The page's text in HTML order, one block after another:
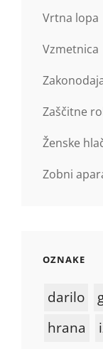
Vrtna lopa
Vzmetnica
Zaščitne
Ženske
Zobni
OZNAKE
darilo
hrana